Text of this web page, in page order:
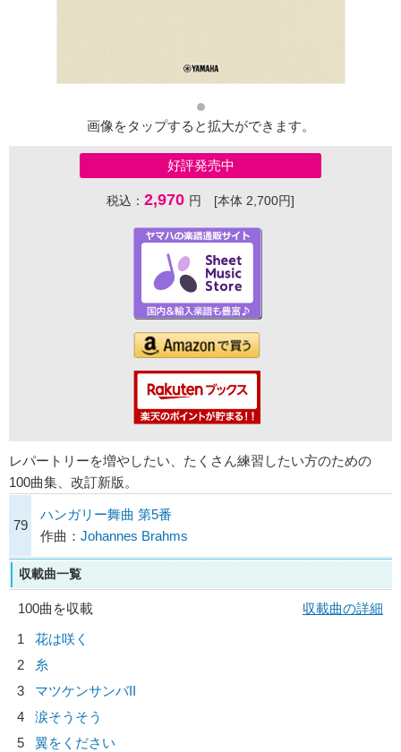
画像をタップすると拡大ができます。
好評発売中
税込： 2,970 円 [本体 2,700円]
レパートリーを増やしたい、たくさん練習したい方のための
100曲集、改訂新版。
79
ハンガリー舞曲 第5番
作曲： Johannes Brahms
収載曲一覧
100曲を収載
収載曲の詳細
1
花は咲く
2
糸
3
マツケンサンバII
4
涙そうそう
5
翼をください